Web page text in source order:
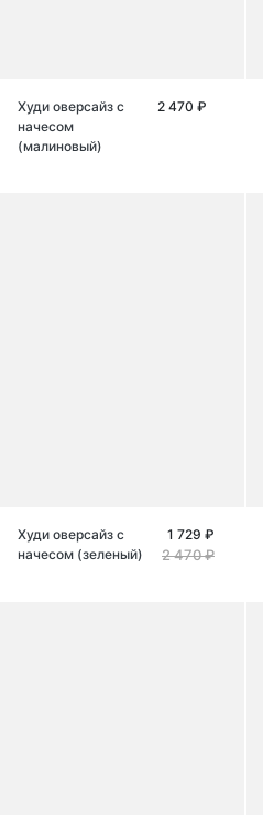
Худи оверсайз с
начесом
(малиновый)
2 470 ₽
Худи оверсайз с
начесом (зеленый)
1 729 ₽
2 470 ₽